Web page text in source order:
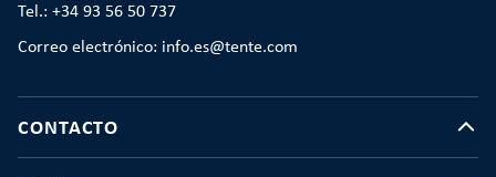
Tel.: +34 93 56 50 737
Correo electrónico: info.es@tente.com
CONTACTO